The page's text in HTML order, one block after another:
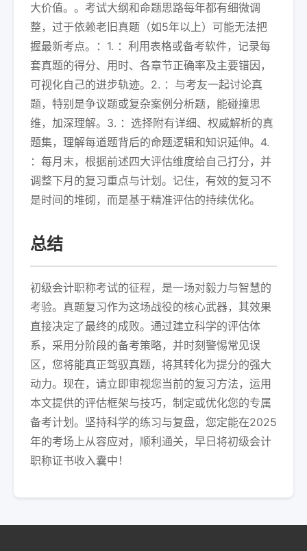
大价值。。考试大纲和命题思路每年都有细微调
整，过于依赖老旧真题（如5年以上）可能无法把
握最新考点。：1. ：利用表格或备考软件，记录每
套真题的得分、用时、各章节正确率及主要错因，
可视化自己的进步轨迹。2. ：与考友一起讨论真
题，特别是争议题或复杂案例分析题，能碰撞思
维，加深理解。3. ：选择附有详细、权威解析的真
题集，理解每道题背后的命题逻辑和知识延伸。4.
：每月末，根据前述四大评估维度给自己打分，并
调整下月的复习重点与计划。记住，有效的复习不
是时间的堆砌，而是基于精准评估的持续优化。
总结
初级会计职称考试的征程，是一场对毅力与智慧的
考验。真题复习作为这场战役的核心武器，其效果
直接决定了最终的成败。通过建立科学的评估体
系，采用分阶段的备考策略，并时刻警惕常见误
区，您将能真正驾驭真题，将其转化为提分的强大
动力。现在，请立即审视您当前的复习方法，运用
本文提供的评估框架与技巧，制定或优化您的专属
备考计划。坚持科学的练习与复盘，您定能在2025
年的考场上从容应对，顺利通关，早日将初级会计
职称证书收入囊中！